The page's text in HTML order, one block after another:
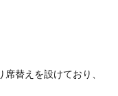
替えを設けており、